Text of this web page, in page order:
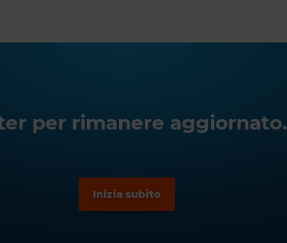
per rimanere aggiornato.